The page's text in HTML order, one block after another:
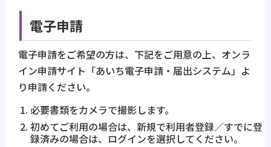
電子申請
電子申請をご希望の方は、下記をご用意の上、オンラ
イン申請サイト「あいち電子申請・届出システム」よ
り申請ください。
必要書類をカメラで撮影します。
初めてご利用の場合は、新規で利用者登録／すでに登
録済みの場合は、ログインを選択してください。